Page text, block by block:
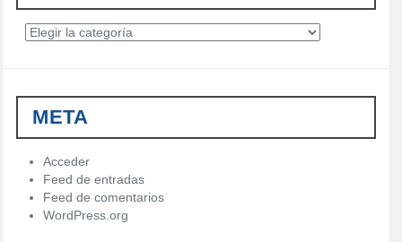
C
r
a
s
META
Acceder
Feed de entradas
Feed de comentarios
WordPress.org